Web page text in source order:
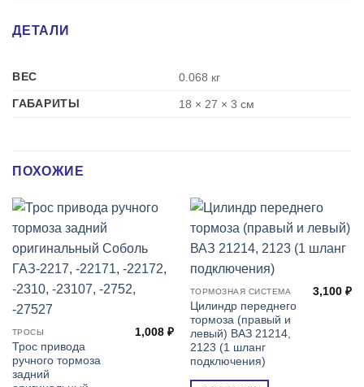
ДЕТАЛИ
ВЕС
0.068 кг
ГАБАРИТЫ
18 × 27 × 3 см
ПОХОЖИЕ
ТРОСЫ
Трос привода
ручного тормоза
задний
1,008₽
ТОРМОЗНАЯ СИСТЕМА
Цилиндр переднего
тормоза (правый и
левый) ВАЗ 21214,
2123 (1 шланг
подключения)
3,100₽